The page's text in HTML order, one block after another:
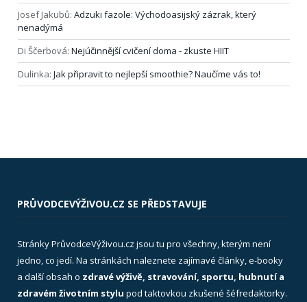
Josef Jakubů: Adzuki fazole: Východoasijský zázrak, který
nenadýmá
Di Ščerbová: Nejúčinnější cvičení doma ‑ zkuste HIIT
Dulinka: Jak připravit to nejlepší smoothie? Naučíme vás to!
PRŮVODCEVÝŽIVOU.CZ SE PŘEDSTAVUJE
Stránky PrůvodceVýživou.cz jsou tu pro všechny, kterým není
jedno, co jedí. Na stránkách naleznete zajímavé články, e-booky
a další obsah o zdravé výživě, stravování, sportu, hubnutí a
zdravém životním stylu pod taktovkou zkušené šéfredaktorky.